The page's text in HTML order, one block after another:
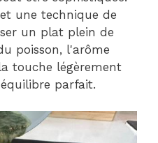
une technique de
un plat plein de
poisson, l'arôme
touche légèrement
parfait.